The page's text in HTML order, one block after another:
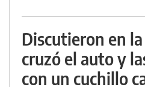
Discutieron en
cruzó el auto y
con un cuchillo